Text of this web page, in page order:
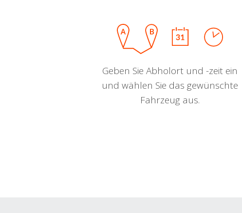
Geben Sie Abholort und -zeit ein
und wählen Sie das gewünschte
Fahrzeug aus.